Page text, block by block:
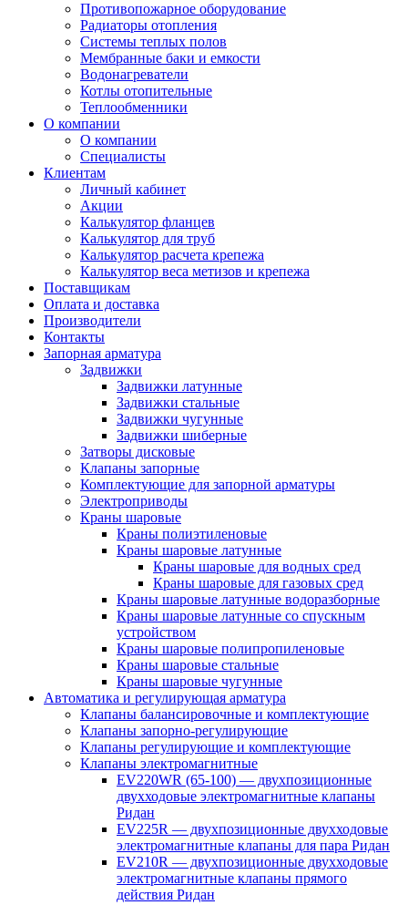
Противопожарное оборудование
Радиаторы отопления
Системы теплых полов
Мембранные баки и емкости
Водонагреватели
Котлы отопительные
Теплообменники
О компании
О компании
Специалисты
Клиентам
Личный кабинет
Акции
Калькулятор фланцев
Калькулятор для труб
Калькулятор расчета крепежа
Калькулятор веса метизов и крепежа
Поставщикам
Оплата и доставка
Производители
Контакты
Запорная арматура
Задвижки
Задвижки латунные
Задвижки стальные
Задвижки чугунные
Задвижки шиберные
Затворы дисковые
Клапаны запорные
Комплектующие для запорной арматуры
Электроприводы
Краны шаровые
Краны полиэтиленовые
Краны шаровые латунные
Краны шаровые для водных сред
Краны шаровые для газовых сред
Краны шаровые латунные водоразборные
Краны шаровые латунные со спускным
устройством
Краны шаровые полипропиленовые
Краны шаровые стальные
Краны шаровые чугунные
Автоматика и регулирующая арматура
Клапаны балансировочные и комплектующие
Клапаны запорно-регулирующие
Клапаны регулирующие и комплектующие
Клапаны электромагнитные
EV220WR (65-100) — двухпозиционные
двухходовые электромагнитные клапаны
Ридан
EV225R — двухпозиционные двухходовые
электромагнитные клапаны для пара Ридан
EV210R — двухпозиционные двухходовые
электромагнитные клапаны прямого
действия Ридан